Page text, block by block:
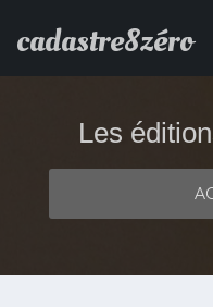
cadastre8zéro
Les